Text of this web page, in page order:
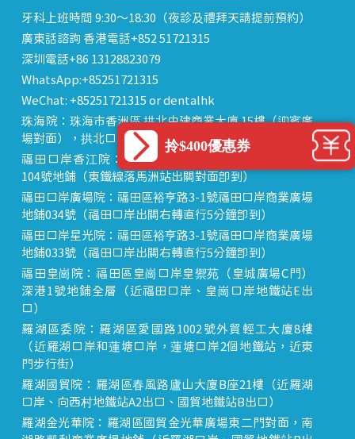
牙科上班時間 9:30～18:30（夜診及禮拜天請提前預約）
廣東話諮詢 香港電話+852 51721315
深圳電話+86 13128823079
WhatsApp:+85251721315
WeChat: +85251721315 or dentalhk
珠海院：珠海市香洲區 拱北中建商業大廈 15樓（迎賓廣
場對面），拱北口岸步行8分鐘直達
福田口岸香江院：福田區福田口岸正對面，海悅華城
104號地鋪（東鐵線落馬洲站出關對面即到）
福田口岸廣場院：福田區裕亨路3-1號福田口岸商業廣場
地鋪034號（福田口岸出關右轉直行5分鐘即到）
福田口岸星光院：福田區裕亨路3-1號福田口岸商業廣場
地鋪033號（福田口岸出關右轉直行5分鐘即到）
福田皇崗院：福田區皇崗口岸皇禦苑（皇城廣場C門）
深港1號地鋪全層（近福田口岸、皇崗口岸地鐵站E出
口）
羅湖區委院：羅湖區愛國路1002號外貿輕工大廈8樓
（近羅湖口岸和蓮塘口岸，蓮塘口岸2個地鐵站，近東
門步行街）
羅湖國貿院：羅湖區春風路廬山大廈B座21樓（近羅湖
口岸、向西村地鐵站A2出口、國貿地鐵站B出口）
羅湖金光華院：羅湖區國貿金光華廣場東二門對面，南
拎$400優惠券